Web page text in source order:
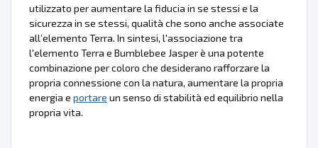
utilizzato per aumentare la fiducia in se stessi e la
sicurezza in se stessi, qualità che sono anche associate
all’elemento Terra. In sintesi, l'associazione tra
l'elemento Terra e Bumblebee Jasper è una potente
combinazione per coloro che desiderano rafforzare la
propria connessione con la natura, aumentare la propria
energia e portare un senso di stabilità ed equilibrio nella
propria vita.